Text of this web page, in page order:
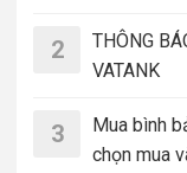
2
THÔNG
VATANK
3
Mua bình
chọn mua